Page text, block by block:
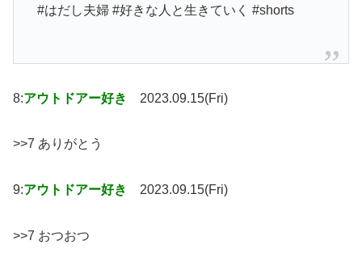
#はだし夫婦 #好きな人と生きていく #shorts
8:アウトドアー好き 2023.09.15(Fri)
>>7 ありがとう
9:アウトドアー好き 2023.09.15(Fri)
>>7 おつおつ